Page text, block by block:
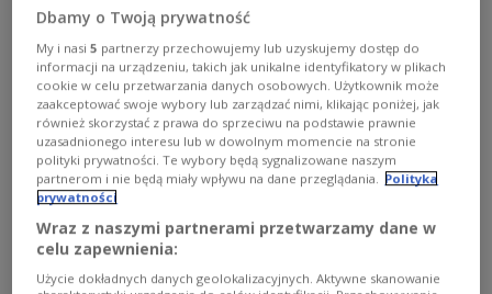
Zobacz więcej na temat:Niemcy
Bliski Wschód
Dbamy o Twoją prywatność
My i nasi5 partnerzy przechowujemy lub uzyskujemy dostęp do
informacji na urządzeniu, takich jak unikalne identyfikatory w plikach
cookie w celu przetwarzania danych osobowych. Użytkownik może
zaakceptować swoje wybory lub zarządzać nimi, klikając poniżej, jak
również skorzystać z prawa do sprzeciwu na podstawie prawnie
uzasadnionego interesu lub w dowolnym momencie na stronie
polityki prywatności. Te wybory będą sygnalizowane naszym
partnerom i nie będą miały wpływu na dane przeglądania.
Polityka
prywatności
Wraz z naszymi partnerami przetwarzamy dane w
celu zapewnienia:
Użycie dokładnych danych geolokalizacyjnych. Aktywne skanowanie